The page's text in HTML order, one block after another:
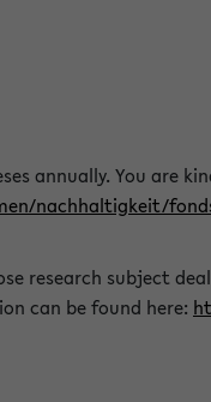
annually. You are
nachhaltigkeit/
research subject
can be found here: